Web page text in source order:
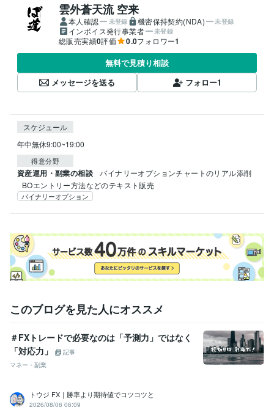
雲外蒼天流 空来
本人確認 未登録 機密保持契約(NDA) 未登録
インボイス発行事業者 未登録
総販売実績0評価 0.0フォロワー1
無料で見積り相談
メッセージを送る
フォロー1
スケジュール
年中無休9:00~19:00
得意分野
資産運用・副業の相談
バイナリーオプションチャートのリアル添削
BOエントリー方法などのテキスト販売
バイナリーオプション
このブログを見た人にオススメ
＃FXトレードで必要なのは「予測力」ではなく
「対応力」
記事
マネー・副業
トウジ FX｜勝率より期待値でコツコツと
2026/08/06 06:09